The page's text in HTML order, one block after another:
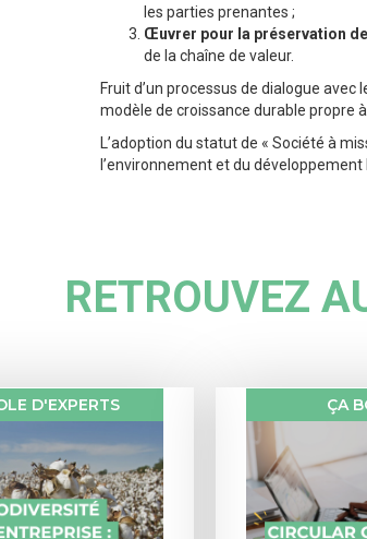
les parties prenantes ;
Œuvrer pour la préservation
de la chaîne de valeur.
Fruit d’un processus de dialogue
modèle de croissance durable propre
L’adoption du statut de « Société à
l’environnement et du
RETROUVEZ
D'EXPERTS ÇA